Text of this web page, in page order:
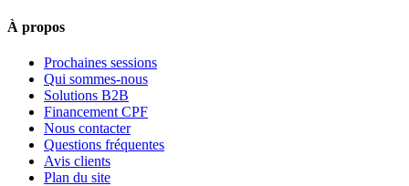
À propos
Prochaines sessions
Qui sommes-nous
Solutions B2B
Financement CPF
Nous contacter
Questions fréquentes
Avis clients
Plan du site